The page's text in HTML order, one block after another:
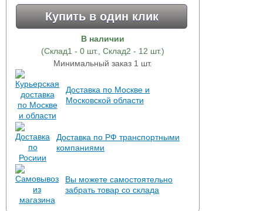
Купить в один клик
В наличии
(Склад1 - 0 шт., Склад2 - 12 шт.)
Минимальный заказ 1 шт.
Доставка по Москве и
Московской области
Доставка по РФ транспортными
компаниями
Вы можете самостоятельно
забрать товар со склада